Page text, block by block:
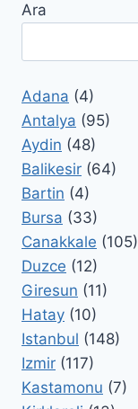
Ara
Adana (4)
Antalya (95)
Aydin (48)
Balikesir (64)
Bartin (4)
Bursa (33)
Canakkale (105)
Duzce (12)
Giresun (11)
Hatay (10)
Istanbul (148)
Izmir (117)
Kastamonu (7)